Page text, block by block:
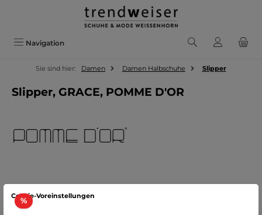
Zum Hauptinhalt springen
Navigation
Sie sind hier: Damen Damen Halbschuhe Slipper
Slipper, GRACE, POMME D'OR
Bildergalerie überspringen
%Rabatt
Cookie-Voreinstellungen